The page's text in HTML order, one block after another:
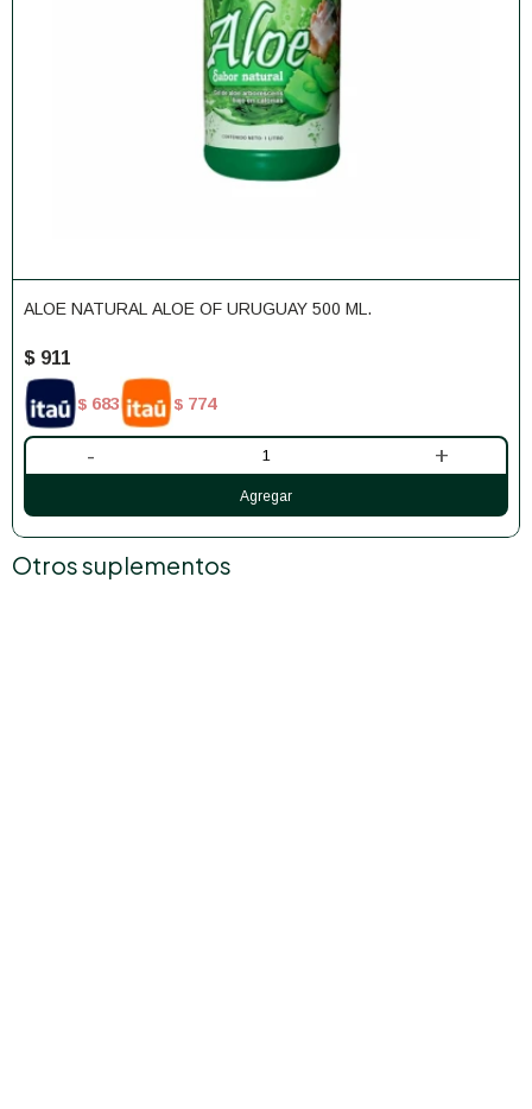
ALOE NATURAL ALOE OF URUGUAY 500 ML.
$ 911
$ 683 $ 774
- +
Otros suplementos